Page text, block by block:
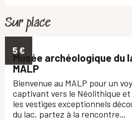
Sur place
5€
Musée archéologique du
MALP
Bienvenue au MALP pour un
captivant vers le Néolithique et
les vestiges exceptionnels
du lac, partez à la rencontre...